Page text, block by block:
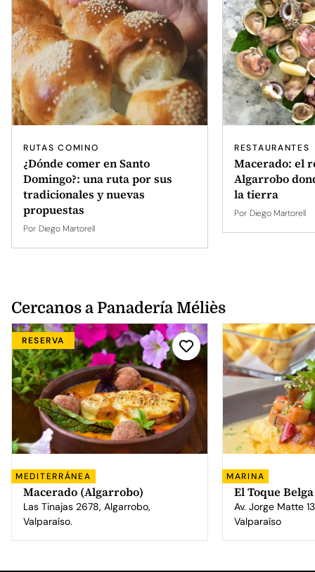
RUTAS COMINO
¿Dónde comer en Santo
Domingo?: una ruta por sus
tradicionales y nuevas
propuestas
Por Diego Martorell
RESTAURANTES
Macerado: el
Algarrobo
la tierra
Por Diego Martorell
Cercanos a Panadería Méliès
RESERVA
MEDITERRÁNEA
Macerado (Algarrobo)
Las Tinajas 2678, Algarrobo,
Valparaíso.
MARINA
El Toque Belga
Av. Jorge Matte
Valparaíso